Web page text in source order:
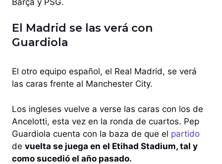
El Madrid se las verá con
Guardiola
El otro equipo español, el Real Madrid, se verá
las caras frente al Manchester City.
Los ingleses vuelve a verse las caras con los de
Ancelotti, esta vez en la ronda de cuartos. Pep
Guardiola cuenta con la baza de que el partido
de vuelta se juega en el Etihad Stadium, tal y
como sucedió el año pasado.